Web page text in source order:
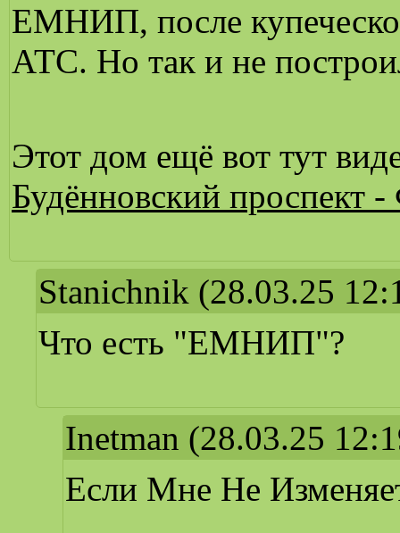
ЕМНИП, после
АТС. Но так и не
Этот дом ещё вот тут
Будённовский проспект
Stanichnik (28.03.25
Что есть "ЕМНИП"?
Inetman (28.03.25
Если Мне Не